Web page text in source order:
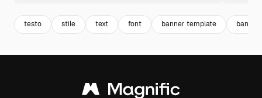
testo stile text font banner template banner